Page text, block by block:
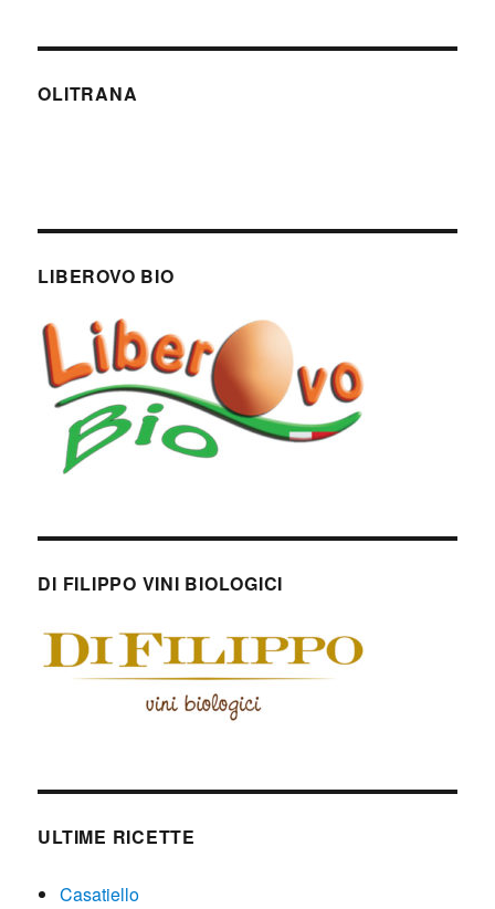
OLITRANA
LIBEROVO BIO
DI FILIPPO VINI BIOLOGICI
ULTIME RICETTE
Casatiello